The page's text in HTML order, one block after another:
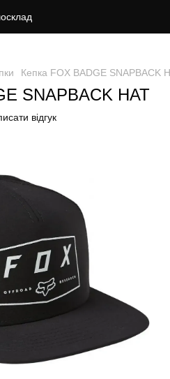
Кепка FOX BADGE SNAPBACK
SNAPBACK HAT
відгук